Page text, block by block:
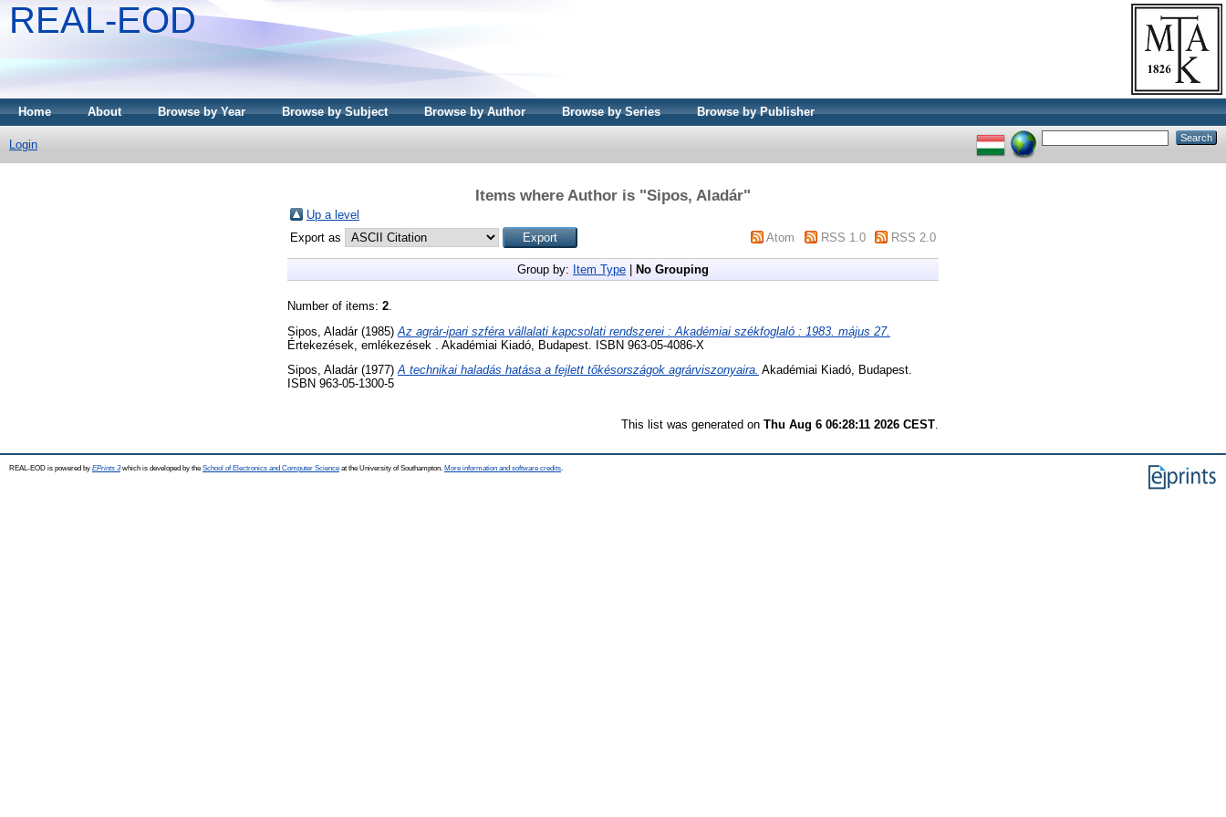
REAL-EOD
Home About Browse by Year Browse by Subject Browse by Author Browse by Series Browse by Publisher
Login
Items where Author is "Sipos, Aladár"
Up a level
Export as
Atom RSS 1.0 RSS 2.0
Group by: Item Type No Grouping
Number of items: 2
Sipos, Aladár(1985) Az agrár-ipari szféra vállalati kapcsolati rendszerei : Akadémiai székfoglaló : 1983. május 27.
Értekezések, emlékezések . Akadémiai Kiadó, Budapest. ISBN 963-05-4086-X
Sipos, Aladár(1977)A technikai haladás hatása a fejlett tőkésországok agrárviszonyaira. Akadémiai Kiadó, Budapest.
ISBN 963-05-1300-5
This list was generated on Thu Aug 6 06:28:11 2026 CEST.
REAL-EOD is powered by EPrints 3which is developed by the School of Electronics and Computer Science at the University of Southampton. More information and software credits